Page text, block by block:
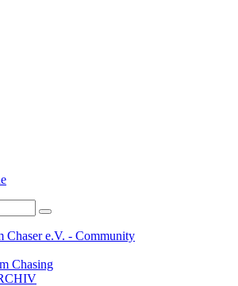
Chaser e.V. - Community
Chasing